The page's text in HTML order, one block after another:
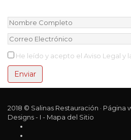
He leído y acepto el Aviso Legal y
2018 © Salinas Restauración · Página
Designs- I - Mapa del Sitio